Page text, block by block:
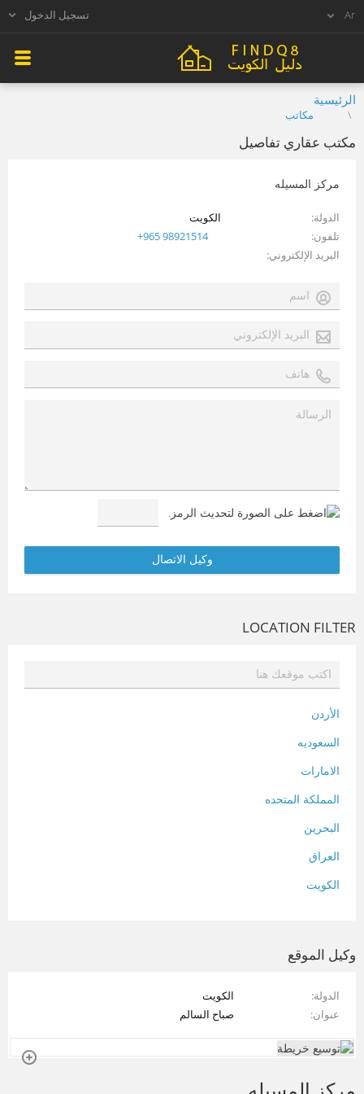
تسجيل الدخول
الرئيسية
مكاتب
مكتب عقاري تفاصيل
مركز المسيله
الدولة
الكويت
تلفون
+965 98921514
البريد الإلكتروني
LOCATION FILTER
الأردن
السعوديه
الامارات
المملكة المتحده
البحرين
العراق
الكويت
فلسطين
سوريا
تونس
وكيل الموقع
الدولة
الكويت
عنوان
صباح السالم